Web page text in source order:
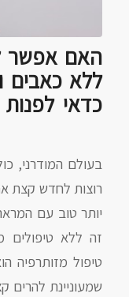
האם אפשר
ללא כאבים
כדאי
בעולם המודרני,
רוצות לחדש קצת
יותר טוב עם
זה ללא טיפולים
טיפול מזותרפיה
שמעוניינת